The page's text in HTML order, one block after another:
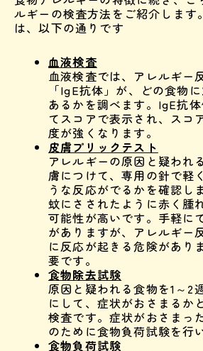
ルギーの検査方法をご紹介します
は、以下の通りです
血液検査
血液検査では、アレルギー
「IgE抗体」が、どの食物
あるかを調べます。IgE抗
てスコアで表示され、スコ
度が強くなります。
皮膚プリックテスト
アレルギーの原因と疑われ
膚につけて、専用の針で軽
うな反応がでるかを確認し
蚊にさされたように赤く腫
可能性が高いです。手軽に
がありますが、アレルギー
に反応が起きる危険があり
要です。
食物除去試験
原因と疑われる食物を1～2
にして、症状がおさまるか
検査です。症状がおさまっ
のために食物負荷試験を行
食物負荷試験